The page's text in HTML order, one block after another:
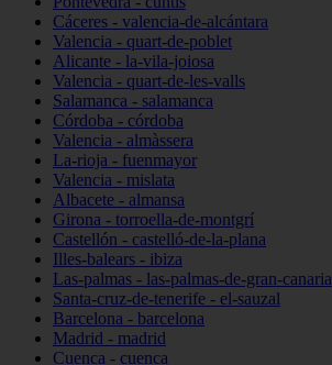
Cáceres - valencia-de-alcántara
Valencia - quart-de-poblet
Alicante - la-vila-joiosa
Valencia - quart-de-les-valls
Salamanca - salamanca
Córdoba - córdoba
Valencia - almàssera
La-rioja - fuenmayor
Valencia - mislata
Albacete - almansa
Girona - torroella-de-montgrí
Castellón - castelló-de-la-plana
Illes-balears - ibiza
Las-palmas - las-palmas-de-gran-canaria
Santa-cruz-de-tenerife - el-sauzal
Barcelona - barcelona
Madrid - madrid
Cuenca - cuenca